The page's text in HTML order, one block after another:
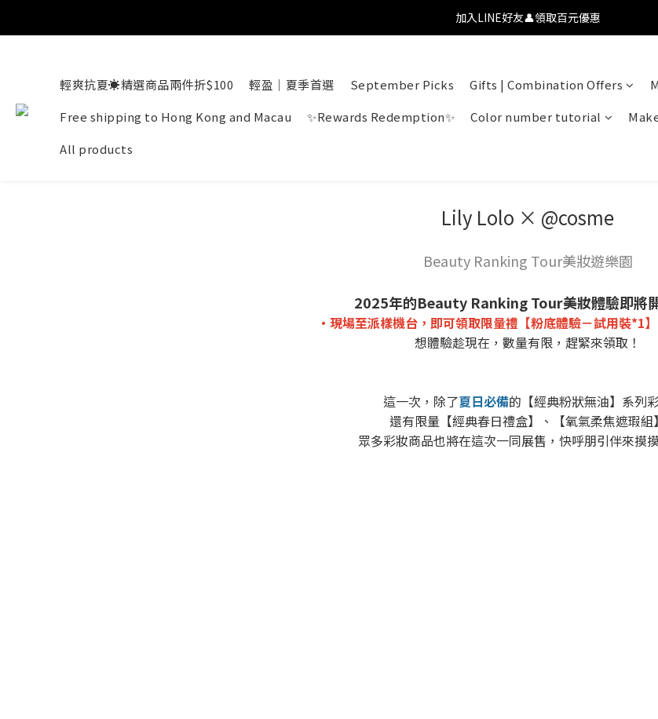
💗【新會員首購九折】透氧彩妝・全肌友善💗
加入LINE好友👤領取百元優惠
輕爽抗夏☀️精選商品兩件折$100 輕盈｜夏季首選 September Picks Gifts | Combination Offers
Free shipping to Hong Kong and Macau
✨Rewards Redemption✨ Color number tutorial
All products
Lily Lolo × @cosme
Beauty Ranking Tour美妝遊樂園
2025年的Beauty Ranking Tour美妝體驗即將
・現場至派樣機台，即可領取限量禮【粉底體驗－試用裝*1
想體驗趁現在，數量有限，趕緊來領取！
這一次，除了夏日必備的【經典粉狀無油】系列
還有限量【經典春日禮盒】、【氧氣柔焦遮瑕組】
眾多彩妝商品也將在這次一同展售，快呼朋引伴來摸